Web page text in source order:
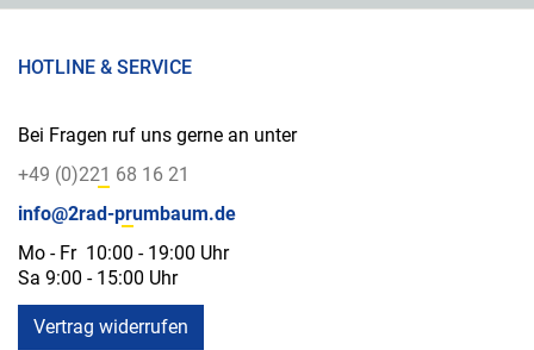
HOTLINE & SERVICE
Bei Fragen ruf uns gerne an unter
+49 (0)221 68 16 21
info@2rad-prumbaum.de
Mo - Fr 10:00 - 19:00 Uhr
Sa 9:00 - 15:00 Uhr
Vertrag widerrufen